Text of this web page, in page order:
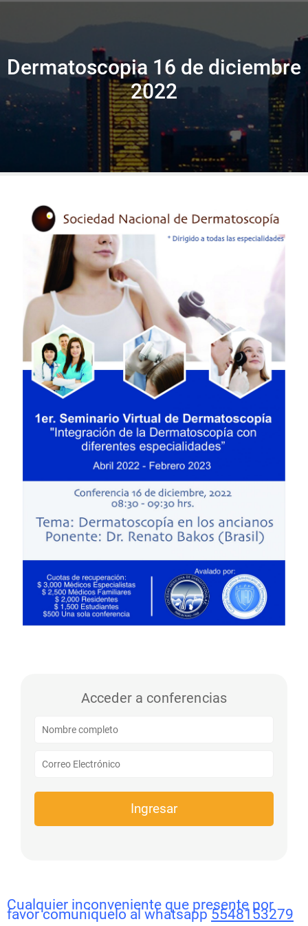
Dermatoscopia 16 de diciembre
2022
Acceder a conferencias
Ingresar
Cualquier inconveniente que presente por
favor comuniquelo al whatsapp5548153279